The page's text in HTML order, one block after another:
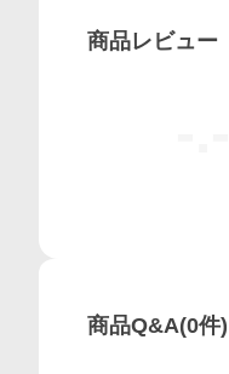
商品レビュー
商品Q&A(0件)